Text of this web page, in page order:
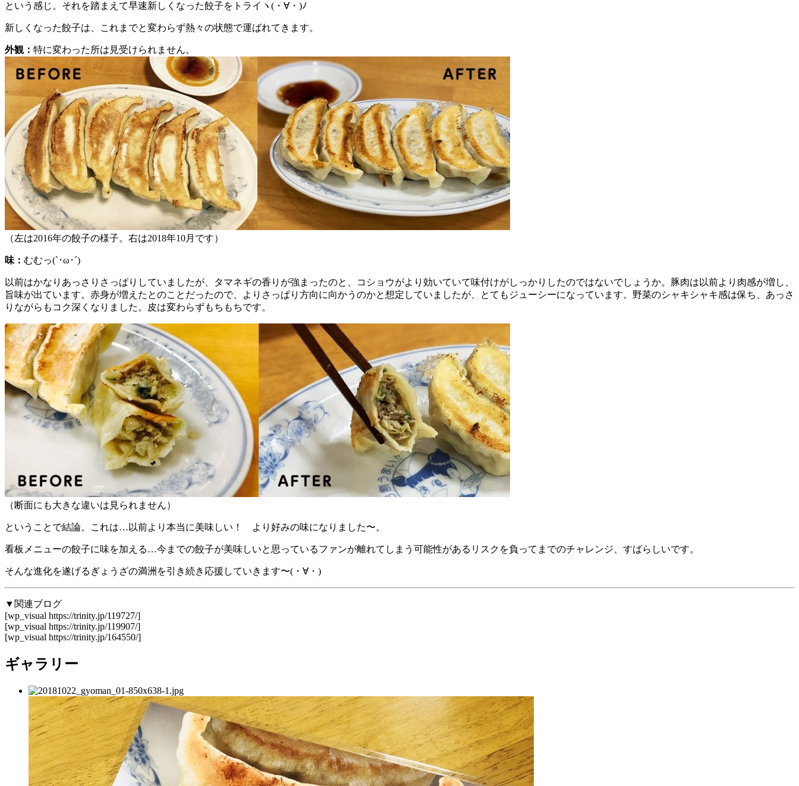
という感じ。それを踏まえて早速新しくなった餃子をトライヽ(・∀・)ﾉ
新しくなった餃子は、これまでと変わらず熱々の状態で運ばれてきます。
外観： 特に変わった所は見受けられません。
（左は2016年の餃子の様子。右は2018年10月です）
味： むむっ(`･ω･´)
以前はかなりあっさりさっぱりしていましたが、タマネギの香りが強まったのと、コショウがより効いていて味付けがしっかりしたのではないでしょうか。豚肉は以前より肉感が増し、
旨味が出ています。赤身が増えたとのことだったので、よりさっぱり方向に向かうのかと想定していましたが、とてもジューシーになっています。野菜のシャキシャキ感は保ち、あっさ
りながらもコク深くなりました。皮は変わらずもちもちです。
（断面にも大きな違いは見られません）
ということで結論。これは…以前より本当に美味しい！ より好みの味になりました〜。
看板メニューの餃子に味を加える…今までの餃子が美味しいと思っているファンが離れてしまう可能性があるリスクを負ってまでのチャレンジ、すばらしいです。
そんな進化を遂げるぎょうざの満洲を引き続き応援していきます〜(・∀・)
▼関連ブログ
[wp_visual https://trinity.jp/119727/]
[wp_visual https://trinity.jp/119907/]
[wp_visual https://trinity.jp/164550/]
ギャラリー